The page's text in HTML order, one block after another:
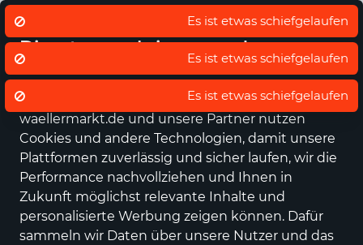
Wir nutzen Cookies um unsere
Dienste zu erbringen und zu
verbessern.
Datenschutz - Sie entscheiden!
waellermarkt.de und unsere Partner nutzen
Cookies und andere Technologien, damit unsere
Plattformen zuverlässig und sicher laufen, wir die
Performance nachvollziehen und Ihnen in
Zukunft möglichst relevante Inhalte und
personalisierte Werbung zeigen können. Dafür
sammeln wir Daten über unsere Nutzer und das
Alle Kategorien Neuheiten Angebote Sportartikel
Es ist etwas schiefgelaufen